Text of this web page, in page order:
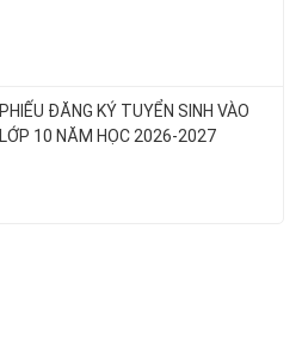
PHIẾU ĐĂNG KÝ TUYỂN SINH VÀO
LỚP 10 NĂM HỌC 2026-2027